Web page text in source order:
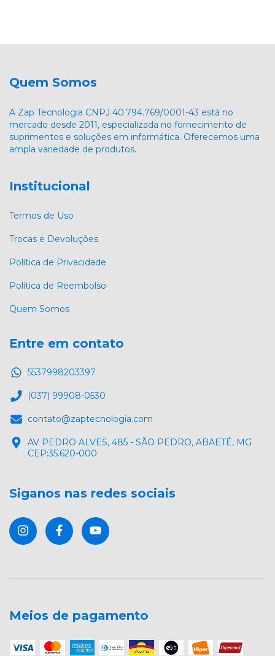
Quem Somos
A Zap Tecnologia CNPJ 40.794.769/0001-43 está no
mercado desde 2011, especializada no fornecimento de
suprimentos e soluções em informática. Oferecemos uma
ampla variedade de produtos.
Institucional
Termos de Uso
Trocas e Devoluções
Política de Privacidade
Política de Reembolso
Quem Somos
Entre em contato
5537998203397
(037) 99908-0530
contato@zaptecnologia.com
AV PEDRO ALVES, 485 - SÃO PEDRO, ABAETÉ, MG
CEP:35.620-000
Siganos nas redes sociais
Meios de pagamento